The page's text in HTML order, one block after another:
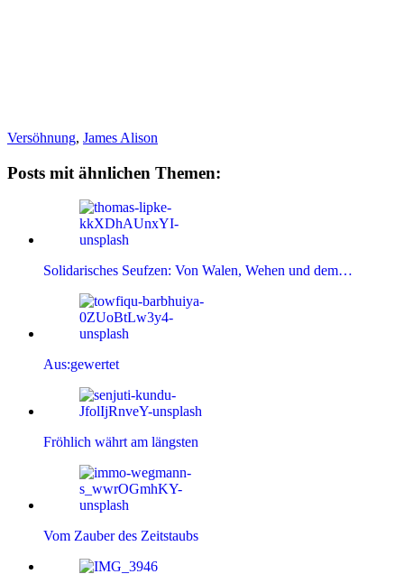
Versöhnung, James Alison
Posts mit ähnlichen Themen:
Solidarisches Seufzen: Von Walen, Wehen und dem…
Aus:gewertet
Fröhlich währt am längsten
Vom Zauber des Zeitstaubs